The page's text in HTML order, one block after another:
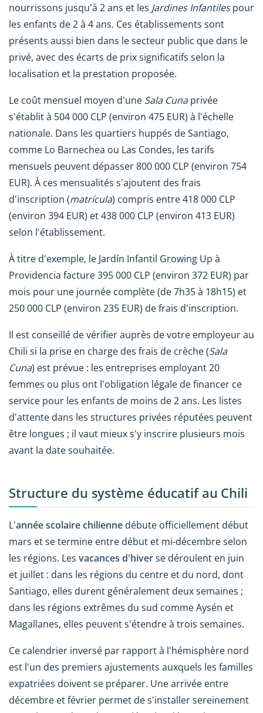
nourrissons jusqu'à 2 ans et les Jardines Infantilespour
les enfants de 2 à 4 ans. Ces établissements sont
présents aussi bien dans le secteur public que dans le
privé, avec des écarts de prix significatifs selon la
localisation et la prestation proposée.
Le coût mensuel moyen d'une Sala Cunaprivée
s'établit à 504 000 CLP (environ 475 EUR) à l'échelle
nationale. Dans les quartiers huppés de Santiago,
comme Lo Barnechea ou Las Condes, les tarifs
mensuels peuvent dépasser 800 000 CLP (environ 754
EUR). À ces mensualités s'ajoutent des frais
d'inscription (matrícula) compris entre 418 000 CLP
(environ 394 EUR) et 438 000 CLP (environ 413 EUR)
selon l'établissement.
À titre d'exemple, le Jardín Infantil Growing Up à
Providencia facture 395 000 CLP (environ 372 EUR) par
mois pour une journée complète (de 7h35 à 18h15) et
250 000 CLP (environ 235 EUR) de frais d'inscription.
Il est conseillé de vérifier auprès de votre employeur au
Chili si la prise en charge des frais de crèche (Sala
Cuna) est prévue : les entreprises employant 20
femmes ou plus ont l'obligation légale de financer ce
service pour les enfants de moins de 2 ans. Les listes
d'attente dans les structures privées réputées peuvent
être longues ; il vaut mieux s'y inscrire plusieurs mois
avant la date souhaitée.
Structure du système éducatif au Chili
L'année scolaire chilienne débute officiellement début
mars et se termine entre début et mi-décembre selon
les régions. Les vacances d'hiverse déroulent en juin
et juillet : dans les régions du centre et du nord, dont
Santiago, elles durent généralement deux semaines ;
dans les régions extrêmes du sud comme Aysén et
Magallanes, elles peuvent s'étendre à trois semaines.
Ce calendrier inversé par rapport à l'hémisphère nord
est l'un des premiers ajustements auxquels les familles
expatriées doivent se préparer. Une arrivée entre
décembre et février permet de s'installer sereinement